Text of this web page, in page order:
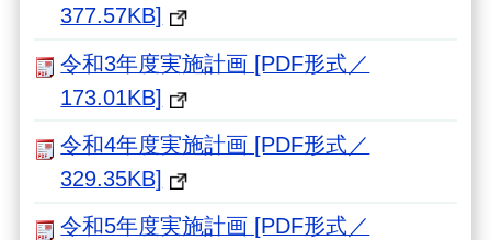
377.57KB]
令和3年度実施計画 [PDF形式／
173.01KB]
令和4年度実施計画 [PDF形式／
329.35KB]
令和5年度実施計画 [PDF形式／